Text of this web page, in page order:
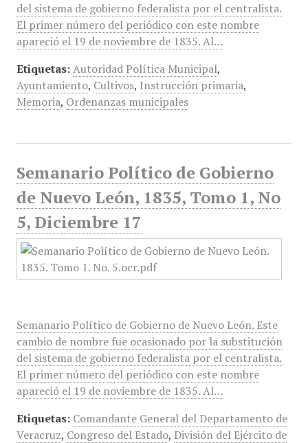
del sistema de gobierno federalista por el centralista.
El primer número del periódico con este nombre
apareció el 19 de noviembre de 1835. Al…
Etiquetas: Autoridad Política Municipal,
Ayuntamiento, Cultivos, Instrucción primaria,
Memoria, Ordenanzas municipales
Semanario Político de Gobierno
de Nuevo León, 1835, Tomo 1, No
5, Diciembre 17
Semanario Político de Gobierno de Nuevo León. Este
cambio de nombre fue ocasionado por la substitución
del sistema de gobierno federalista por el centralista.
El primer número del periódico con este nombre
apareció el 19 de noviembre de 1835. Al…
Etiquetas: Comandante General del Departamento de
Veracruz, Congreso del Estado, División del Ejército de